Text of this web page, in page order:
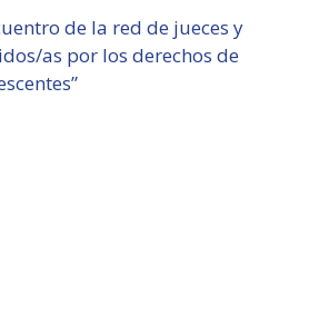
de la red de jueces y
as por los derechos de